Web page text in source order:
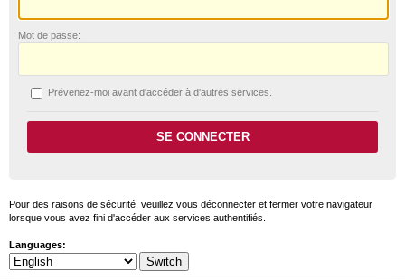
Mot de passe:
Prévenez-moi avant d'accéder à d'autres services.
Pour des raisons de sécurité, veuillez vous déconnecter et fermer votre navigateur
lorsque vous avez fini d'accéder aux services authentifiés.
Languages: